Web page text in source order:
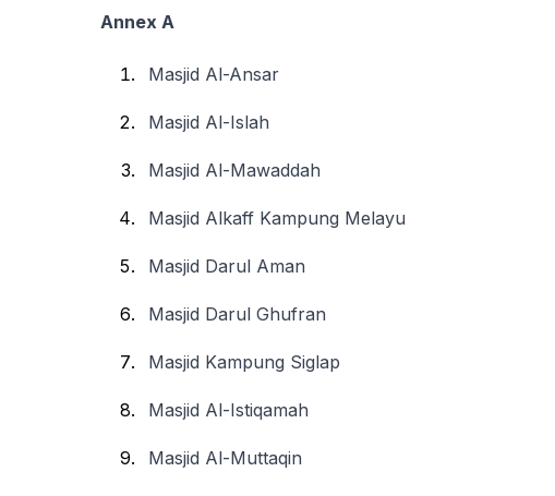
Annex A
Masjid Al-Ansar
Masjid Al-Islah
Masjid Al-Mawaddah
Masjid Alkaff Kampung Melayu
Masjid Darul Aman
Masjid Darul Ghufran
Masjid Kampung Siglap
Masjid Al-Istiqamah
Masjid Al-Muttaqin